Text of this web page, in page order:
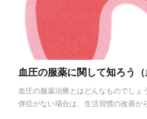
血圧の服薬に関して知ろう
血圧の服薬治療とはどんなものでしょ
併症がない場合は、生活習慣の改善か